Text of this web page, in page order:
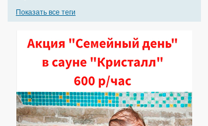
Показать все теги